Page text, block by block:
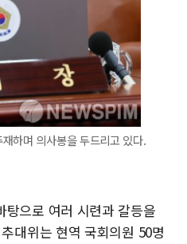
하며 의사봉을 두드리고 있다.
으로 여러 시련과 갈등을
대위는 현역 국회의원 50명